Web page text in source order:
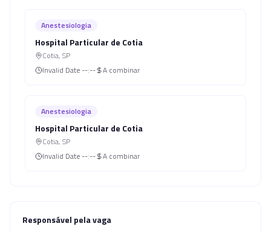
Anestesiologia
Hospital Particular de Cotia
Cotia, SP
Invalid Date --:-- A combinar
Anestesiologia
Hospital Particular de Cotia
Cotia, SP
Invalid Date --:-- A combinar
Responsável pela vaga